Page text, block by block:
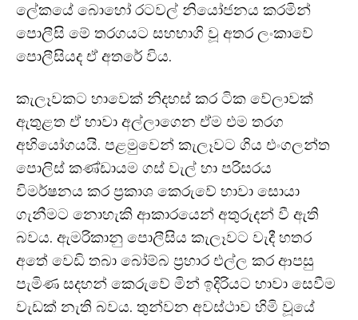
ලේකයේ බොහෝ රටවල් නියෝජනය කරමින්
පොලීසි මේ තරගයට සහභාගි වූ අතර ලංකාවේ
පොලීසියද ඒ අතරේ විය.
කැලෑවකට හාවෙක් නිදහස් කර ටික වේලාවක්
ඇතුළත ඒ හාවා අල්ලාගෙන ඒම එම තරග
අභියෝගයයි. පළමුවෙන් කැලෑවට ගිය එංගලන්ත
පොලිස් කණ්ඩායම ගස් වැල් හා පරිසරය
විමර්ෂනය කර ප්‍රකාශ කෙරුවේ හාවා සොයා
ගැනීමට නොහැකි ආකාරයෙන් අතුරුදන් වී ඇති
බවය. ඇමරිකානු පොලීසිය කැලෑවට වැදී හතර
අතේ වෙඩි තබා බෝම්බ ප්‍රහාර එල්ල කර ආපසු
පැමිණ සදහන් කෙරුවේ මින් ඉදිරියට හාවා සෙවීම
වැඩක් නැති බවය. තුන්වන අවස්ථාව හිමි වූයේ